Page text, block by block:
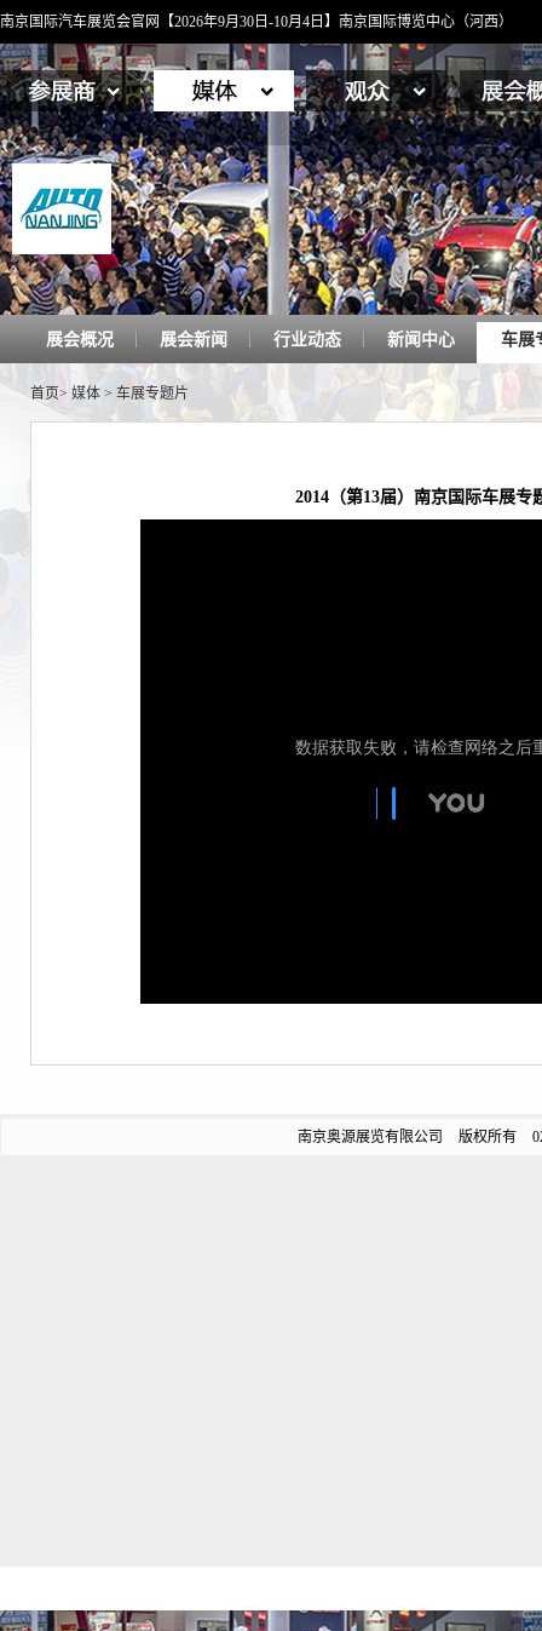
南京国际汽车展览会官网【2026年9月30日-10月4日】南京国际博览中心（河西）
展会概况 展会新闻 行业动态 新闻中心 车展
首页> 媒体 > 车展专题片
2014（第13届）南京国际车展专
南京奥源展览有限公司 版权所有